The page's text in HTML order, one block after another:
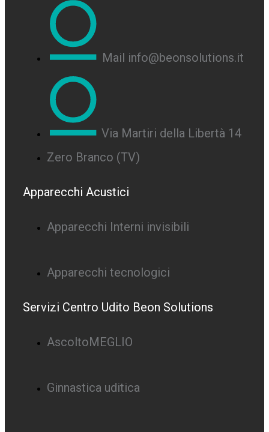
Mail info@beonsolutions.it
Via Martiri della Libertà 14
Zero Branco (TV)
Apparecchi Acustici
Apparecchi Interni invisibili
Apparecchi tecnologici
Servizi Centro Udito Beon Solutions
AscoltoMEGLIO
Ginnastica uditica